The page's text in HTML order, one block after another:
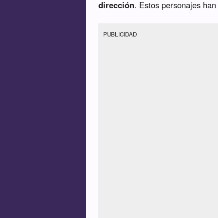
dirección. Estos personajes
PUBLICIDAD